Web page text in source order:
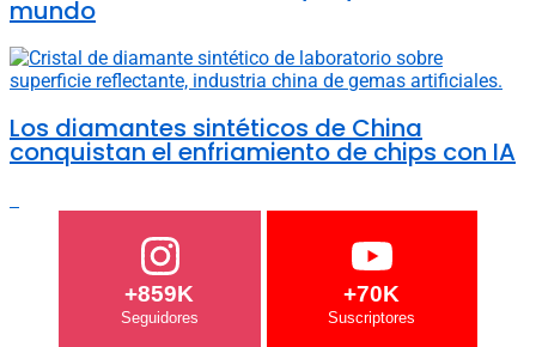
mundo
Los diamantes sintéticos de China
conquistan el enfriamiento de chips con IA
+859K +70K